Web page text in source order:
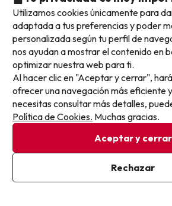
Quedan 10 horas 26 minutos
Utilizamos cookies únicamente para
adaptada a tus preferencias y poder
personalizada según tu perfil de
nos ayudan a mostrar el contenido en
optimizar nuestra web para ti.
Al hacer clic en "Aceptar y cerrar",
ofrecer una navegación más eficiente
necesitas consultar más detalles,
Política de Cookies. Muchas gracias.
Aceptar y cerrar
Rechazar